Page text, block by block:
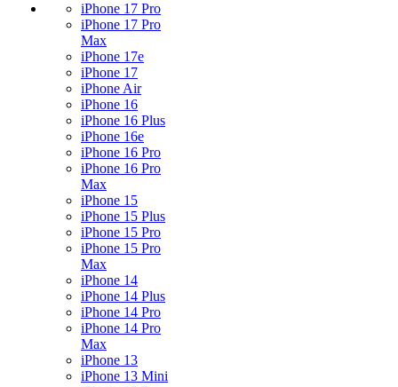
iPhone 17 Pro
iPhone 17 Pro
Max
iPhone 17e
iPhone 17
iPhone Air
iPhone 16
iPhone 16 Plus
iPhone 16e
iPhone 16 Pro
iPhone 16 Pro
Max
iPhone 15
iPhone 15 Plus
iPhone 15 Pro
iPhone 15 Pro
Max
iPhone 14
iPhone 14 Plus
iPhone 14 Pro
iPhone 14 Pro
Max
iPhone 13
iPhone 13 Mini